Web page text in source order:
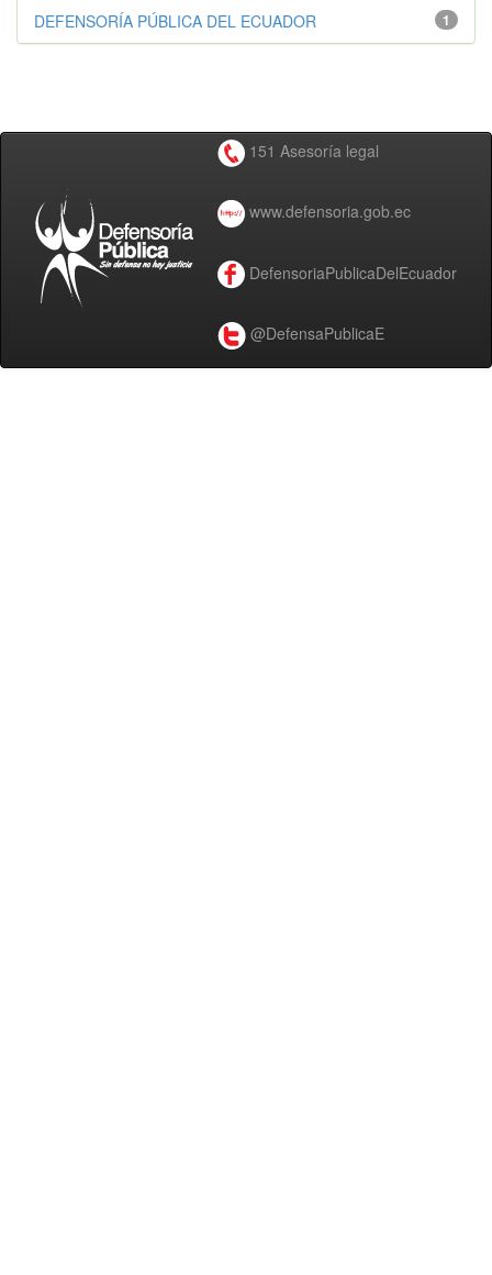
1
DEFENSORÍA PÚBLICA DEL ECUADOR
151 Asesoría legal
www.defensoria.gob.ec
DefensoriaPublicaDelEcuador
@DefensaPublicaE